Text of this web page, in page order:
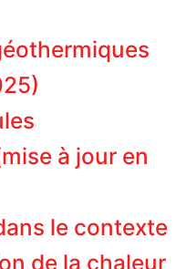
à jour en
le contexte
de la chaleur